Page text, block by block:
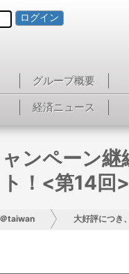
ログイン
グループ概要
経済ニュース
ペーン継
ト！<第14回>
taiwan 大好評につき